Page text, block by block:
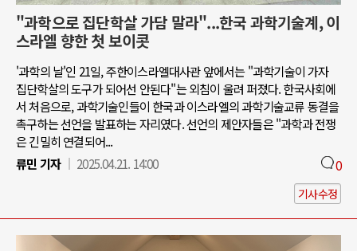
"과학으로 집단학살 가담 말라"...한국 과학기술계, 이
스라엘 향한 첫 보이콧
'과학의 날'인 21일, 주한이스라엘대사관 앞에서는 "과학기술이 가자
집단학살의 도구가 되어선 안된다"는 외침이 울려 퍼졌다. 한국사회에
서 처음으로, 과학기술인들이 한국과 이스라엘의 과학기술교류 동결을
촉구하는 선언을 발표하는 자리였다. 선언의 제안자들은 "과학과 전쟁
은 긴밀히 연결되어...
류민 기자
2025.04.21. 14:00 0
기사수정